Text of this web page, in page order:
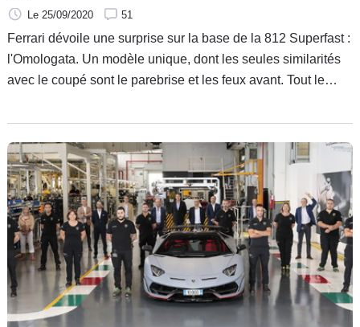
Le 25/09/2020 51
Ferrari dévoile une surprise sur la base de la 812 Superfast :
l'Omologata. Un modèle unique, dont les seules similarités
avec le coupé sont le parebrise et les feux avant. Tout le